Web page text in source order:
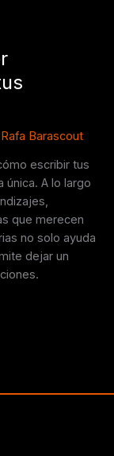
Rafa Barascout
escribir tus
única. A lo largo
que merecen
no solo ayuda
dejar un